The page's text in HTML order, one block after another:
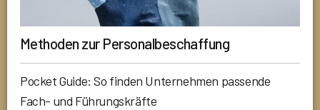
Methoden zur Personalbeschaffung
Pocket Guide: So finden Unternehmen passende
Fach- und Führungskräfte